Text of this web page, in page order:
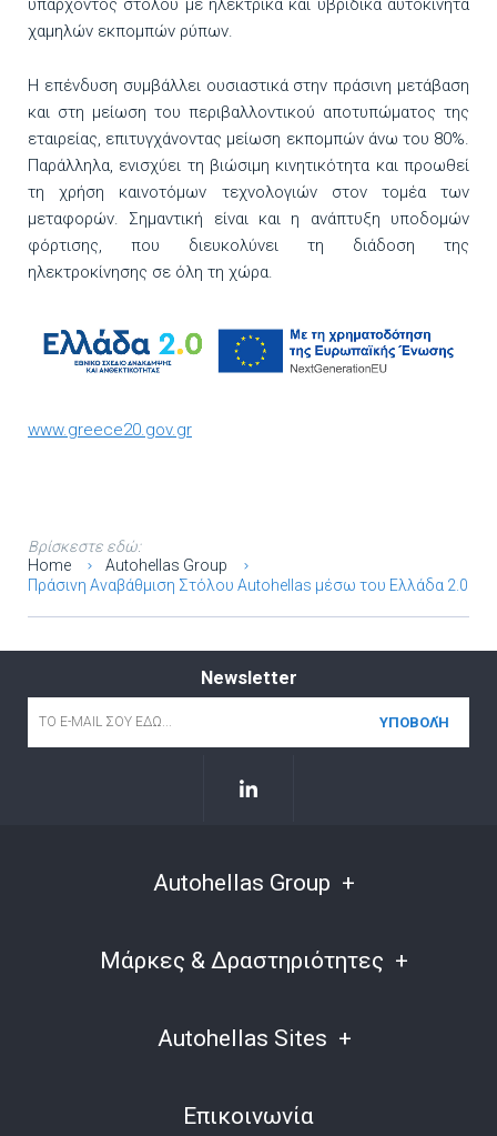
υπάρχοντος στόλου με ηλεκτρικά και υβριδικά αυτοκίνητα
χαμηλών εκπομπών ρύπων.
Η επένδυση συμβάλλει ουσιαστικά στην πράσινη μετάβαση
και στη μείωση του περιβαλλοντικού αποτυπώματος της
εταιρείας, επιτυγχάνοντας μείωση εκπομπών άνω του 80%.
Παράλληλα, ενισχύει τη βιώσιμη κινητικότητα και προωθεί
τη χρήση καινοτόμων τεχνολογιών στον τομέα των
μεταφορών. Σημαντική είναι και η ανάπτυξη υποδομών
φόρτισης, που διευκολύνει τη διάδοση της
ηλεκτροκίνησης σε όλη τη χώρα.
www.greece20.gov.gr
Βρίσκεστε εδώ:
Home
Autohellas Group
Πράσινη Αναβάθμιση Στόλου Autohellas μέσω του Ελλάδα 2.0
Newsletter
Autohellas Group
Μάρκες & Δραστηριότητες
Autohellas Sites
Επικοινωνία